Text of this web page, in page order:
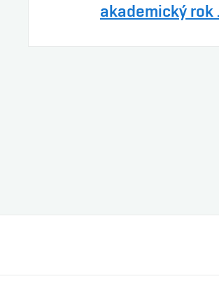
akademický rok